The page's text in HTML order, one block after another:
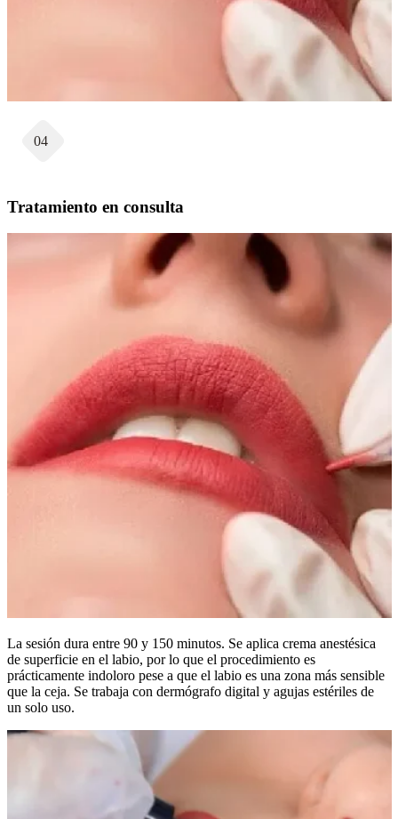
04
Tratamiento en consulta
La sesión dura entre 90 y 150 minutos. Se aplica crema anestésica
de superficie en el labio, por lo que el procedimiento es
prácticamente indoloro pese a que el labio es una zona más sensible
que la ceja. Se trabaja con dermógrafo digital y agujas estériles de
un solo uso.